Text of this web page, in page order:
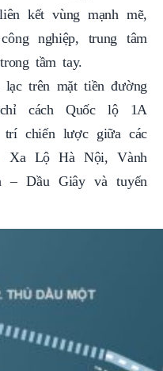
kết vùng mạnh mẽ,
nghiệp, trung tâm
tầm tay.
trên mặt tiền đường
cách Quốc lộ 1A
chiến lược giữa các
Xa Lộ Hà Nội, Vành
– Dầu Giây và tuyến